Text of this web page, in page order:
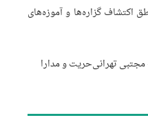
اکتشاف گزاره‌ها و آموزه‌های
تهرانىحریت و مدارا